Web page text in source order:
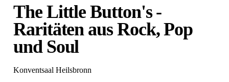
The Little Button's -
Raritäten aus Rock, Pop
und Soul
Konventsaal Heilsbronn